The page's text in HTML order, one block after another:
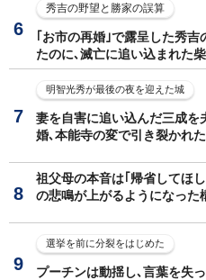
秀吉の野望と勝家の誤算
｢お市の再婚｣で露呈した秀
たのに､滅亡に追い込まれた
明智光秀が最後の夜を迎えた城
妻を自害に追い込んだ三成
婚､本能寺の変で引き裂かれ
祖父母の本音は｢帰省してほ
の悲鳴が上がるようになった
選挙を前に分裂をはじめた
プーチンは動揺し､言葉を失